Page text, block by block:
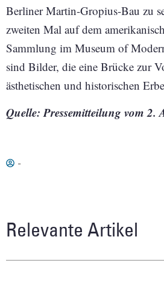
Berliner Martin-Gropius-Bau zu
zweiten Mal auf dem
Sammlung im Museum of
sind Bilder, die eine Brücke zur
ästhetischen und historischen
Quelle: Pressemitteilung vom 2.
-
Relevante Artikel